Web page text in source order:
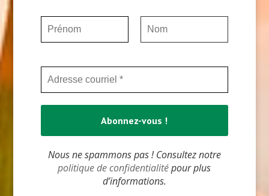
Nous ne spammons pas ! Consultez notre
politique de confidentialitépour plus
d’informations.